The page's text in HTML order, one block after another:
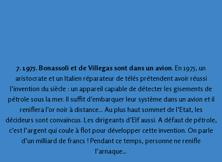
7. 1975. Bonassoli et de Villegas sont dans un avion. En 1975, un
aristocrate et un Italien réparateur de télés prétendent avoir réussi
l’invention du siècle : un appareil capable de détecter les gisements de
pétrole sous la mer. Il suffit d’embarquer leur système dans un avion et il
reniflera l’or noir à distance... Au plus haut sommet de l’Etat, les
décideurs sont convaincus. Les dirigeants d’Elf aussi. A défaut de pétrole,
c’est l’argent qui coule à flot pour développer cette invention. On parle
d’un milliard de francs ! Pendant ce temps, personne ne renifle
l’arnaque…